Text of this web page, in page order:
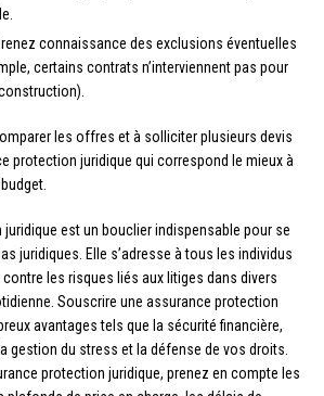
connaissance des exclusions éventuelles
certains contrats n’interviennent pas pour
les offres et à solliciter plusieurs devis
protection juridique qui correspond le mieux à
juridique est un bouclier indispensable pour se
juridiques. Elle s’adresse à tous les individus
les risques liés aux litiges dans divers
Souscrire une assurance protection
avantages tels que la sécurité financière,
gestion du stress et la défense de vos droits.
protection juridique, prenez en compte les